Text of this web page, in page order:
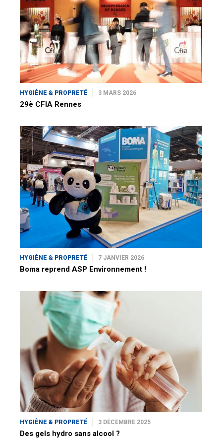
HYGIÈNE & PROPRETÉ 3 MARS 2026
29è CFIA Rennes
HYGIÈNE & PROPRETÉ 7 JANVIER 2026
Boma reprend ASP Environnement !
HYGIÈNE & PROPRETÉ 3 DÉCEMBRE 2025
Des gels hydro sans alcool ?